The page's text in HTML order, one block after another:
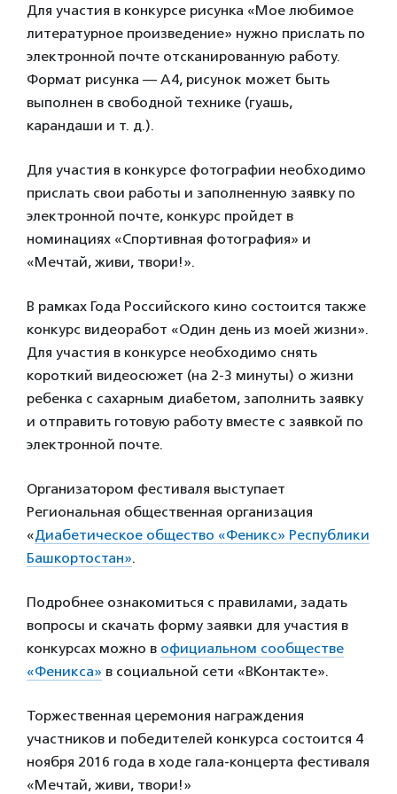
Для участия в конкурсе рисунка «Мое любимое
литературное произведение» нужно прислать по
электронной почте отсканированную работу.
Формат рисунка — А4, рисунок может быть
выполнен в свободной технике (гуашь,
карандаши и т. д.).
Для участия в конкурсе фотографии необходимо
прислать свои работы и заполненную заявку по
электронной почте, конкурс пройдет в
номинациях «Спортивная фотография» и
«Мечтай, живи, твори!».
В рамках Года Российского кино состоится также
конкурс видеоработ «Один день из моей жизни».
Для участия в конкурсе необходимо снять
короткий видеосюжет (на 2-3 минуты) о жизни
ребенка с сахарным диабетом, заполнить заявку
и отправить готовую работу вместе с заявкой по
электронной почте.
Организатором фестиваля выступает
Региональная общественная организация
«Диабетическое общество «Феникс» Республики
Башкортостан».
Подробнее ознакомиться с правилами, задать
вопросы и скачать форму заявки для участия в
конкурсах можно в официальном сообществе
«Феникса» в социальной сети «ВКонтакте».
Торжественная церемония награждения
участников и победителей конкурса состоится 4
ноября 2016 года в ходе гала-концерта фестиваля
«Мечтай, живи, твори!»